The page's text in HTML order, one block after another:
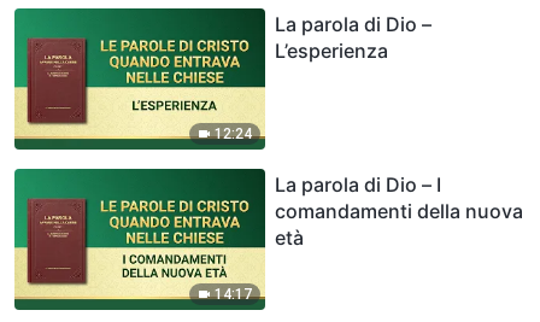
12:24
La parola di Dio –
L’esperienza
14:17
La parola di Dio – I
comandamenti della nuova
età